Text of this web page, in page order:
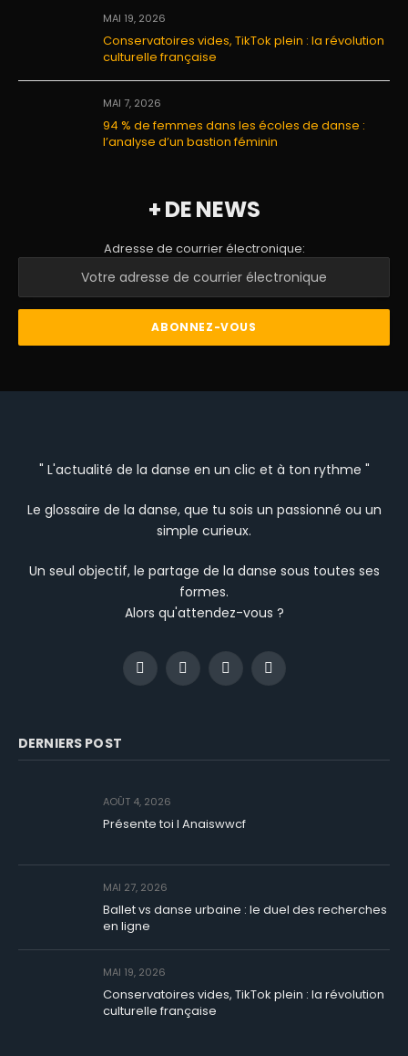
MAI 19, 2026
Conservatoires vides, TikTok plein : la révolution
culturelle française
MAI 7, 2026
94 % de femmes dans les écoles de danse :
l’analyse d’un bastion féminin
+ DE NEWS
Adresse de courrier électronique:
" L'actualité de la danse en un clic et à ton rythme "
Le glossaire de la danse, que tu sois un passionné ou un
simple curieux.
Un seul objectif, le partage de la danse sous toutes ses
formes.
Alors qu'attendez-vous ?
FacebookInstagramYouTubeTikTok
DERNIERS POST
AOÛT 4, 2026
Présente toi I Anaiswwcf
MAI 27, 2026
Ballet vs danse urbaine : le duel des recherches
en ligne
MAI 19, 2026
Conservatoires vides, TikTok plein : la révolution
culturelle française